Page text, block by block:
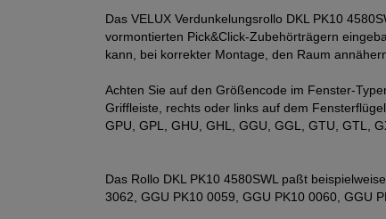
Das VELUX Verdunkelungsrollo DKL PK10
vormontierten Pick&Click-Zubehörträgern
kann, bei korrekter Montage, den Raum
Achten Sie auf den Größencode im Fenster-
Griffleiste, rechts oder links auf dem
GPU, GPL, GHU, GHL, GGU, GGL, GTU, GTL,
Das Rollo DKL PK10 4580SWL paßt
3062, GGU PK10 0059, GGU PK10 0060, GGU